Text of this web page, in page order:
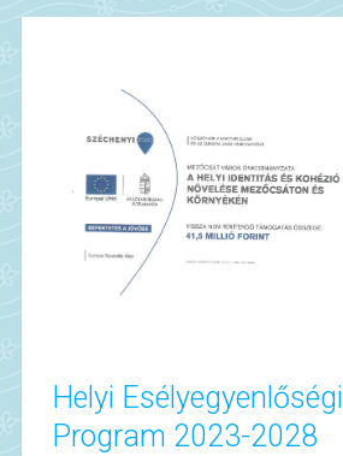
Helyi Esélyegyenlőségi
Program 2023-2028